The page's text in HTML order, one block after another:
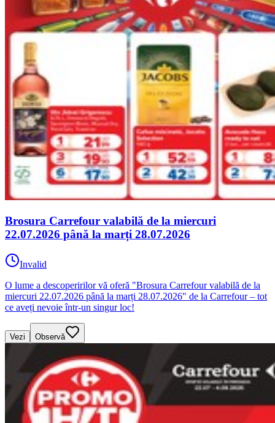
Brosura Carrefour valabilă de la miercuri
22.07.2026 până la marți 28.07.2026
Invalid
O lume a descoperirilor vă oferă "Brosura Carrefour valabilă de la
miercuri 22.07.2026 până la marți 28.07.2026" de la Carrefour – tot
ce aveți nevoie într-un singur loc!
Vezi Observă